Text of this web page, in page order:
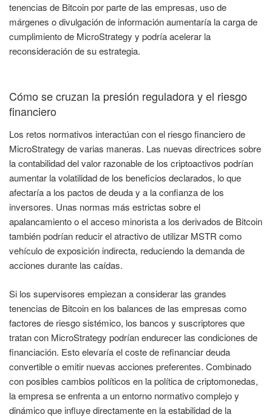
tenencias de Bitcoin por parte de las empresas, uso de
márgenes o divulgación de información aumentaría la carga de
cumplimiento de MicroStrategy y podría acelerar la
reconsideración de su estrategia.
Cómo se cruzan la presión reguladora y el riesgo
financiero
Los retos normativos interactúan con el riesgo financiero de
MicroStrategy de varias maneras. Las nuevas directrices sobre
la contabilidad del valor razonable de los criptoactivos podrían
aumentar la volatilidad de los beneficios declarados, lo que
afectaría a los pactos de deuda y a la confianza de los
inversores. Unas normas más estrictas sobre el
apalancamiento o el acceso minorista a los derivados de Bitcoin
también podrían reducir el atractivo de utilizar MSTR como
vehículo de exposición indirecta, reduciendo la demanda de
acciones durante las caídas.
Si los supervisores empiezan a considerar las grandes
tenencias de Bitcoin en los balances de las empresas como
factores de riesgo sistémico, los bancos y suscriptores que
tratan con MicroStrategy podrían endurecer las condiciones de
financiación. Esto elevaría el coste de refinanciar deuda
convertible o emitir nuevas acciones preferentes. Combinado
con posibles cambios políticos en la política de criptomonedas,
la empresa se enfrenta a un entorno normativo complejo y
dinámico que influye directamente en la estabilidad de la